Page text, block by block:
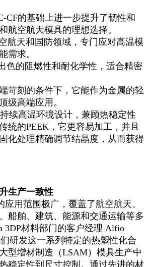
CF的基础上进一步提升了韧性和
航空航天模具的理想选择。
航天和国防领域，专门应对高温模
需求。
色的阻燃性和耐化学性，适合精密
端苛刻的条件下，它能作为金属的轻
级高端应用。
持续高温环境设计，兼顾热稳定性
统的PEEK，它更容易加工，并且
化处理精确调节结晶度，从而获得
生产一致性
用范围极广，覆盖了航空航天、
船舶、建筑、能源和交通运输等多
3DP材料部门的客户经理 Alfio
研发这一系列特定的热塑性化合
型增材制造（LSAM）模具生产中
定性到尺寸控制。通过先进的材